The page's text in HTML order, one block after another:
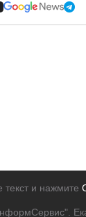
и нажмите